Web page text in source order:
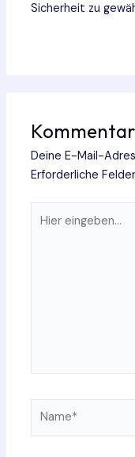
Sicherheit zu
Deine E-Mail-
Erforderliche
eingeben…